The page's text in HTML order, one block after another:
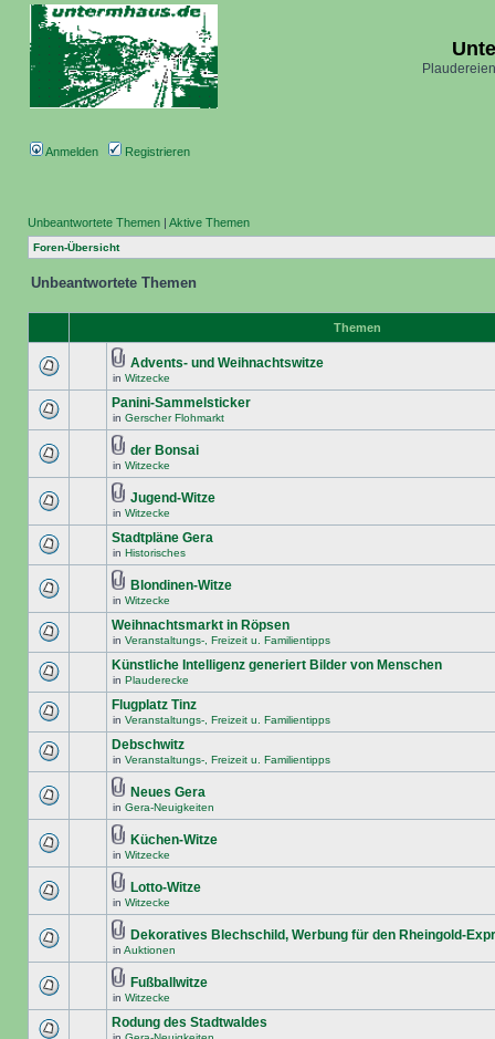
Anmelden Registrieren
Unbeantwortete Themen | Aktive Themen
Foren-Übersicht
Unbeantwortete Themen
Themen
Advents- und Weihnachtswitze
in Witzecke
Panini-Sammelsticker
in Gerscher Flohmarkt
der Bonsai
in Witzecke
Jugend-Witze
in Witzecke
Stadtpläne Gera
in Historisches
Blondinen-Witze
in Witzecke
Weihnachtsmarkt in Röpsen
in Veranstaltungs-, Freizeit u. Familientipps
Künstliche Intelligenz generiert Bilder von Menschen
in Plauderecke
Flugplatz Tinz
in Veranstaltungs-, Freizeit u. Familientipps
Debschwitz
in Veranstaltungs-, Freizeit u. Familientipps
Neues Gera
in Gera-Neuigkeiten
Küchen-Witze
in Witzecke
Lotto-Witze
in Witzecke
Dekoratives Blechschild, Werbung für den Rheingold-
in Auktionen
Fußballwitze
in Witzecke
Rodung des Stadtwaldes